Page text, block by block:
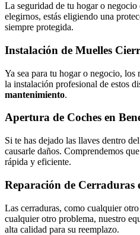
La seguridad de tu hogar o negocio
elegirnos, estás eligiendo una
siempre protegida.
Instalación de Muelles
Ya sea para tu hogar o negocio, los
la instalación profesional de estos
mantenimiento.
Apertura de Coches en
Si te has dejado las llaves dentro
causarle daños. Comprendemos
rápida y eficiente.
Reparación de Cerraduras
Las cerraduras, como cualquier
cualquier otro problema, nuestro
alta calidad para su reemplazo.